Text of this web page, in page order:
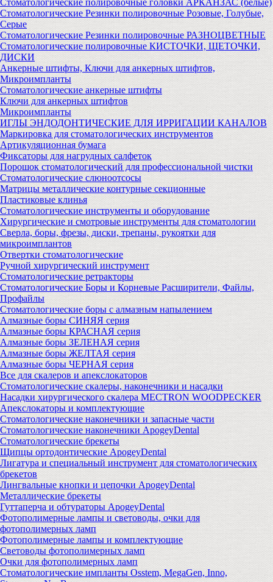
Стоматологические полировочные головки АРКАНЗАС (белые)
Стоматологические Резинки полировочные Розовые, Голубые,
Серые
Стоматологические Резинки полировочные РАЗНОЦВЕТНЫЕ
Стоматологические полировочные КИСТОЧКИ, ЩЕТОЧКИ,
ДИСКИ
Анкерные штифты, Ключи для анкерных штифтов,
Микроимпланты
Стоматологические анкерные штифты
Ключи для анкерных штифтов
Микроимпланты
ИГЛЫ ЭНДОДОНТИЧЕСКИЕ ДЛЯ ИРРИГАЦИИ КАНАЛОВ
Маркировка для стоматологических инструментов
Артикуляционная бумага
Фиксаторы для нагрудных салфеток
Порошок стоматологический для профессиональной чистки
Стоматологические слюноотсосы
Матрицы металлические контурные секционные
Пластиковые клинья
Стоматологические инструменты и оборудование
Хирургические и смотровые инструменты для стоматологии
Сверла, боры, фрезы, диски, трепаны, рукоятки для
микроимплантов
Отвертки стоматологические
Ручной хирургический инструмент
Стоматологические ретракторы
Стоматологические Боры и Корневые Расширители, Файлы,
Профайлы
Стоматологические боры с алмазным напылением
Алмазные боры СИНЯЯ серия
Алмазные боры КРАСНАЯ серия
Алмазные боры ЗЕЛЕНАЯ серия
Алмазные боры ЖЕЛТАЯ серия
Алмазные боры ЧЕРНАЯ серия
Все для скалеров и апекслокаторов
Стоматологические скалеры, наконечники и насадки
Насадки хирургического скалера MECTRON WOODPECKER
Апекслокаторы и комплектующие
Стоматологические наконечники и запасные части
Стоматологические наконечники ApogeyDental
Стоматологические брекеты
Щипцы ортодонтические ApogeyDental
Лигатура и специальный инструмент для стоматологических
брекетов
Лингвальные кнопки и цепочки ApogeyDental
Металлические брекеты
Гуттаперча и обтураторы ApogeyDental
Фотополимерные лампы и световоды, очки для
фотополимерных ламп
Фотополимерные лампы и комплектующие
Световоды фотополимерных ламп
Очки для фотополимерных ламп
Стоматологические импланты Osstem, MegaGen, Inno,